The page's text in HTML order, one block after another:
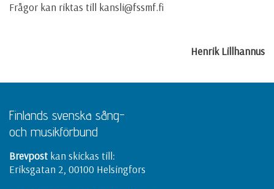
Frågor kan riktas till kansli@fssmf.fi
Henrik Lillhannus
Finlands svenska sång-
och musikförbund
Brevpost kan skickas till:
Eriksgatan 2, 00100 Helsingfors